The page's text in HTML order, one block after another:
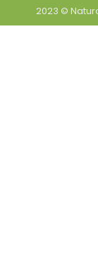
2023 ©